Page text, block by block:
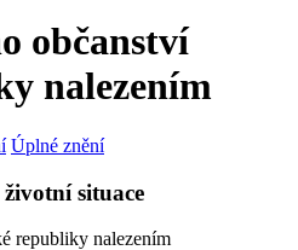
občanství
nalezením
Úplné znění
situace
republiky nalezením